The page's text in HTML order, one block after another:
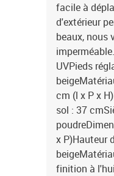
facile à
d'extérieur
beaux, nous
UVPieds
cm (l x P x
sol : 37
x P)Hauteur
finition à